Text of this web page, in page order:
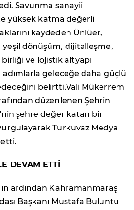
Savunma sanayii
yüksek katma değerli
kaydeden Ünlüer,
yeşil dönüşüm, dijitalleşme,
ve lojistik altyapı
adımlarla geleceğe daha güçlü
belirtti.Vali Mükerrem
düzenlenen Şehrin
şehre değer katan bir
Turkuvaz Medya
DEVAM ETTİ
ardından Kahramanmaraş
Başkanı Mustafa Buluntu